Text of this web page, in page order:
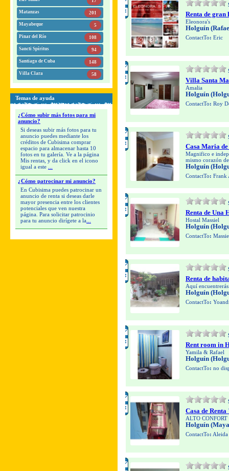
201
Matanzas
5
Mayabeque
108
Pinar del Río
94
Sancti Spíritus
148
Santiago de Cuba
58
Villa Clara
Temas de ayuda
¿Cómo subir más fotos para mi
anuncio?
Si deseas subir más fotos para tu
anuncio puedes mediante los
créditos de Cubisima comprar
espacio para almacenar hasta 10
fotos en tu galería. Ve a la página
Mis rentas, y da click en el icono
igual a este
¿Cómo patrocinar mi anuncio?
En Cubisima puedes patrocinar un
anuncio de renta si deseas darle
mayor presencia entre los clientes
potenciales que ven nuestra
página. Para solicitar patrocinio
para tu anuncio dirígete a la
Renta de
Eleonora's
Holguín
ContactTo: Eric
Villa Santa
Amalia
Holguín
ContactTo: Roy
Casa Maria de
Magnifico e
mismo corazón
Holguín
ContactTo: Frank
Renta de Una
Hostal Massiel
Holguín
ContactTo:
Renta de
Aquí
Holguín
ContactTo:
Rent room in
Yamila & Rafael
Holguín
ContactTo: no
Casa de
ALTO
Holguín
ContactTo: Aleida